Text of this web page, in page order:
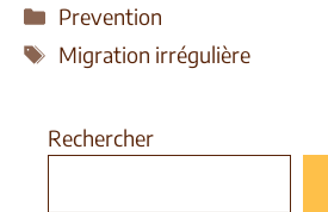
Prevention
Migration irrégulière
Rechercher